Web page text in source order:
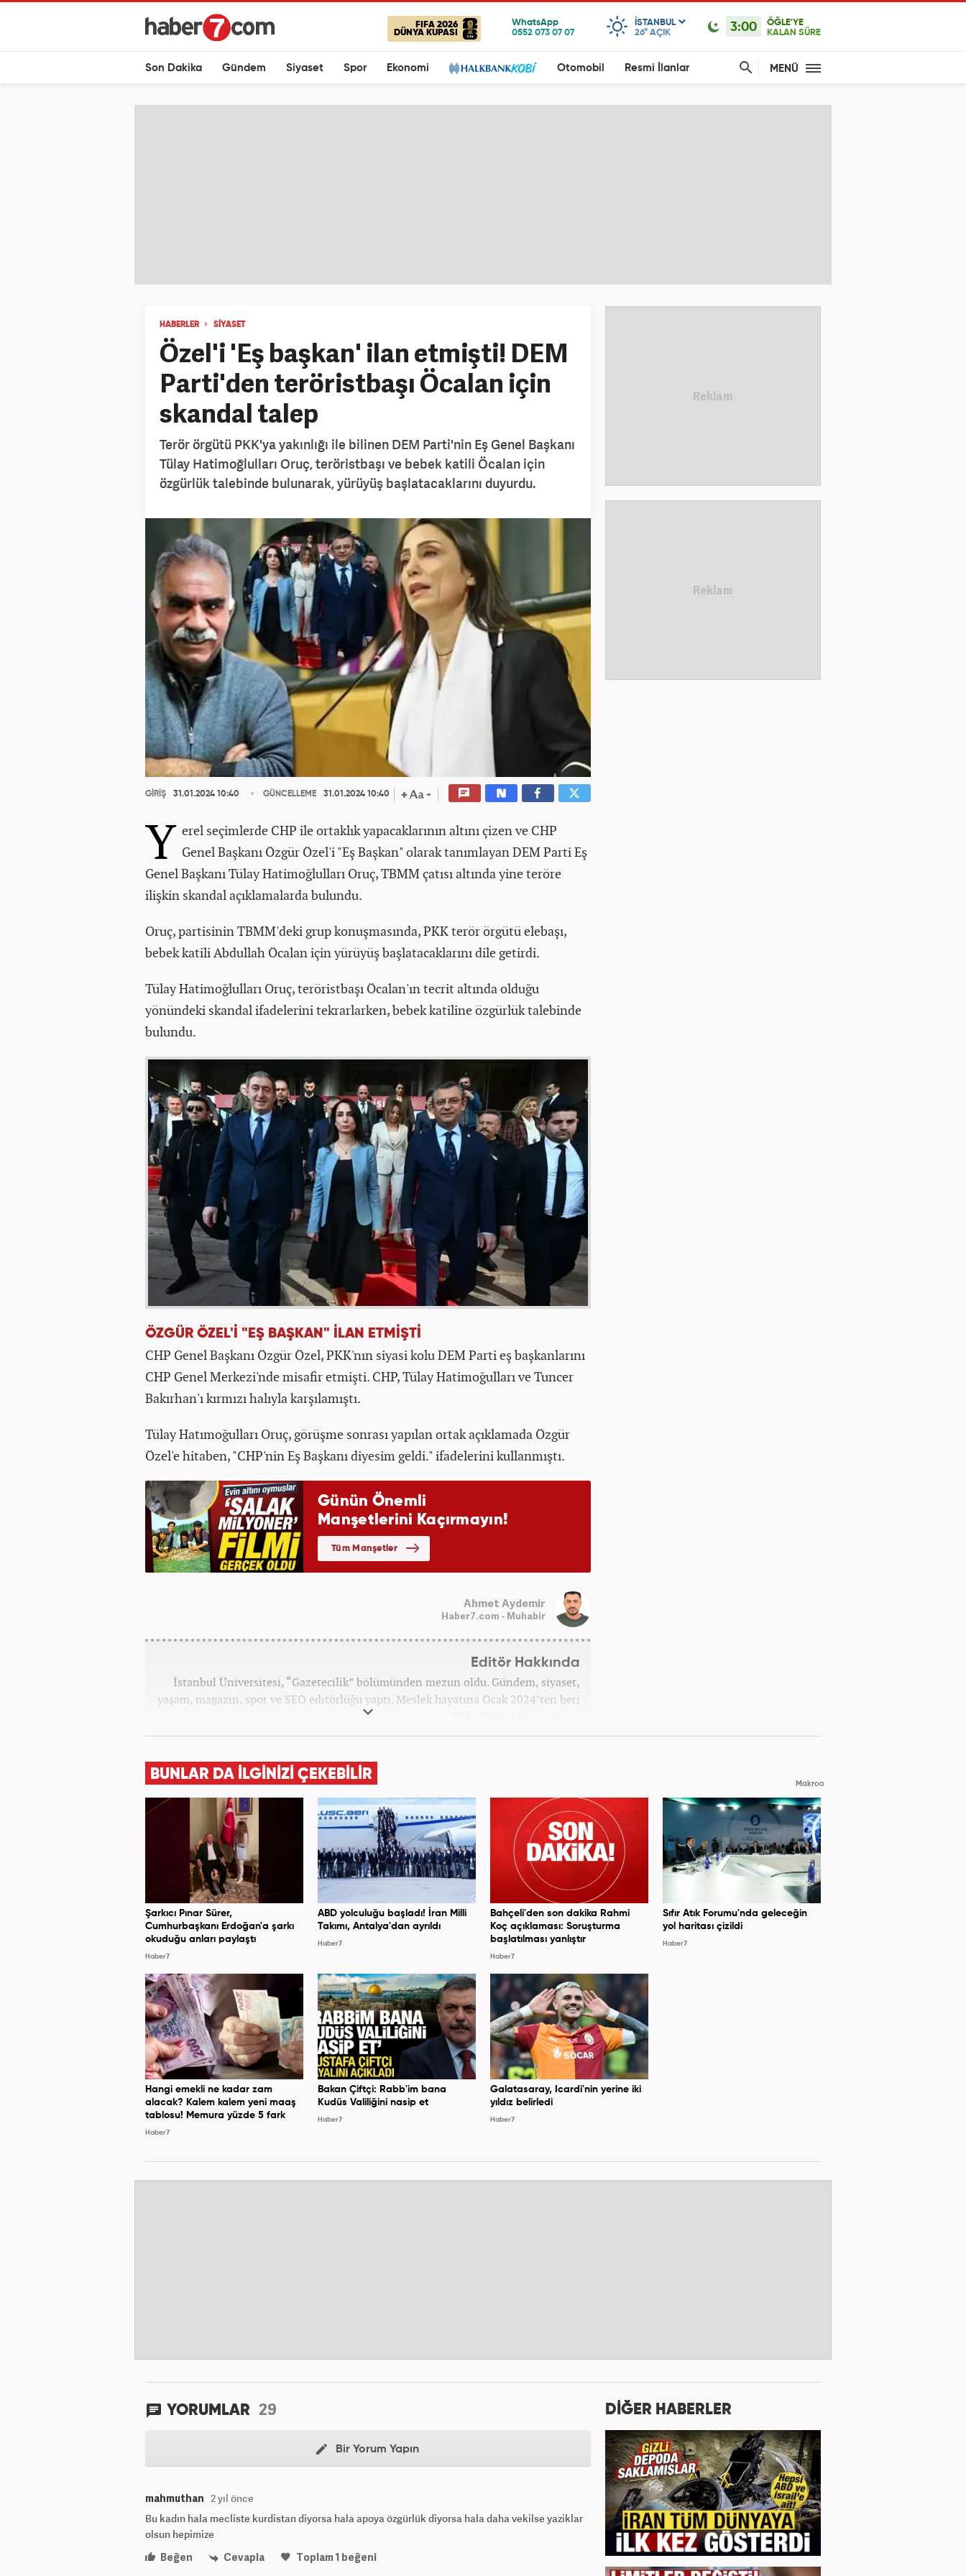
FIFA 2026
DÜNYA KUPASI
ISTANBUL
26° AÇIK 3:00
ÖĞLE'YE
KALAN SÜRE
Son Dakika Gündem Siyaset Spor Ekonomi Otomobil Resmi İlanlar MENÜ
HABERLER SİYASET
Özel'i 'Eş başkan' ilan etmişti! DEM
Parti'den teröristbaşı Öcalan için
skandal talep
Terör örgütü PKK'ya yakınlığı ile bilinen DEM Parti'nin Eş Genel Başkanı
Tülay Hatimoğlulları Oruç, teröristbaşı ve bebek katili Öcalan için
özgürlük talebinde bulunarak, yürüyüş başlatacaklarını duyurdu.
GİRİŞ 31.01.2024 10:40 GÜNCELLEME 31.01.2024 10:40
Y erel seçimlerde CHP ile ortaklık yapacaklarının altını çizen ve CHP
Genel Başkanı Özgür Özel'i "Eş Başkan" olarak tanımlayan DEM Parti Eş
Genel Başkanı Tülay Hatimoğlulları Oruç, TBMM çatısı altında yine teröre
ilişkin skandal açıklamalarda bulundu.
Oruç, partisinin TBMM'deki grup konuşmasında, PKK terör örgütü elebaşı,
bebek katili Abdullah Öcalan için yürüyüş başlatacaklarını dile getirdi.
Tülay Hatimoğlulları Oruç, teröristbaşı Öcalan'ın tecrit altında olduğu
yönündeki skandal ifadelerini tekrarlarken, bebek katiline özgürlük talebinde
bulundu.
ÖZGÜR ÖZEL'İ "EŞ BAŞKAN" İLAN ETMİŞTİ
CHP Genel Başkanı Özgür Özel, PKK'nın siyasi kolu DEM Parti eş başkanlarını
CHP Genel Merkezi'nde misafir etmişti. CHP, Tülay Hatimoğulları ve Tuncer
Bakırhan'ı kırmızı halıyla karşılamıştı.
Tülay Hatımoğulları Oruç, görüşme sonrası yapılan ortak açıklamada Özgür
Özel'e hitaben, "CHP'nin Eş Başkanı diyesim geldi." ifadelerini kullanmıştı.
Ahmet Aydemir
Haber7.com - Muhabir
Editör Hakkında
İstanbul Üniversitesi, “Gazetecilik” bölümünden mezun oldu. Gündem, siyaset,
yaşam, magazin, spor ve SEO editörlüğü yaptı. Meslek hayatına Ocak 2024’ten beri
BUNLAR DA İLGİNİZİ ÇEKEBİLİR
Makroo
Şarkıcı Pınar Sürer,
Cumhurbaşkanı Erdoğan'a şarkı
okuduğu anları paylaştı
Haber7
ABD yolculuğu başladı! İran Milli
Takımı, Antalya'dan ayrıldı
Haber7
Bahçeli'den son dakika Rahmi
Koç açıklaması: Soruşturma
başlatılması yanlıştır
Haber7
Sıfır Atık Forumu'nda geleceğin
yol haritası çizildi
Haber7
Hangi emekli ne kadar zam
alacak? Kalem kalem yeni maaş
tablosu! Memura yüzde 5 fark
Haber7
Bakan Çiftçi: Rabb'im bana
Kudüs Valiliğini nasip et
Haber7
Galatasaray, Icardi'nin yerine iki
yıldız belirledi
Haber7
YORUMLAR 29
Bir Yorum Yapın
mahmuthan 2 yıl önce
Bu kadın hala mecliste kurdistan diyorsa hala apoya özgürlük diyorsa hala daha vekilse yaziklar
olsun hepimize
Beğen
Cevapla Toplam1 beğeni
DİĞER HABERLER